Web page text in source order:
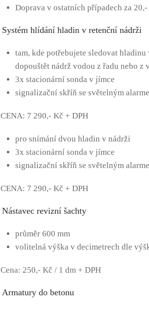
Doprava v ostatních případech za
Systém hlídání hladin v retenční nádrži
tam, kde potřebujete sledovat
dopouštět nádrž vodou z řadu nebo z
3x stacionární sonda v jímce
signalizační skříň se světelným
CENA: 7 290,- Kč + DPH
pro snímání dvou hladin v nádrži
3x stacionární sonda v jímce
signalizační skříň se světelným
CENA: 7 290,- Kč + DPH
Nástavec revizní šachty
průměr 600 mm
volitelná výška v decimetrech dle
Cena: 250,- Kč / 1 dm + DPH
Armatury do betonu